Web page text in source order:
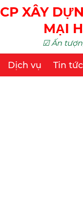
XÂY
MẠI
☑ Ấn
Dịch vụ Tin tức